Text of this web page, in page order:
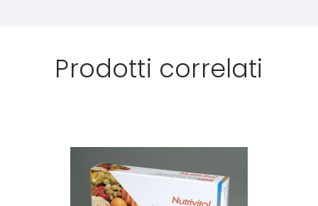
Prodotti correlati